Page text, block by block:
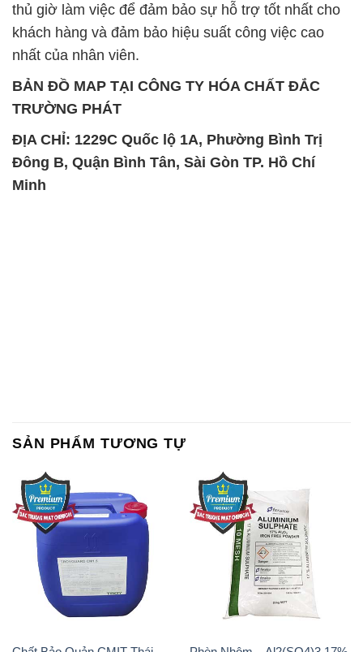
thủ giờ làm việc để đảm bảo sự hỗ trợ tốt nhất cho
khách hàng và đảm bảo hiệu suất công việc cao
nhất của nhân viên.
BẢN ĐỒ MAP TẠI CÔNG TY HÓA CHẤT ĐẮC
TRƯỜNG PHÁT
ĐỊA CHỈ: 1229C Quốc lộ 1A, Phường Bình Trị
Đông B, Quận Bình Tân, Sài Gòn TP. Hồ Chí
Minh
SẢN PHẨM TƯƠNG TỰ